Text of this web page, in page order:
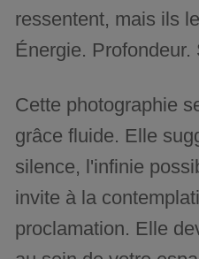
ressentent, mais ils
Énergie. Profondeur.
Cette photographie
grâce fluide. Elle
silence, l'infinie
invite à la
proclamation. Elle